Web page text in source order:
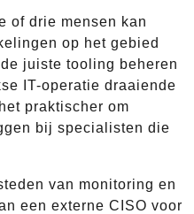
of drie mensen kan
op het gebied
juiste tooling beheren
IT-operatie draaiende
praktischer om
bij specialisten die
van monitoring en
een externe CISO voor